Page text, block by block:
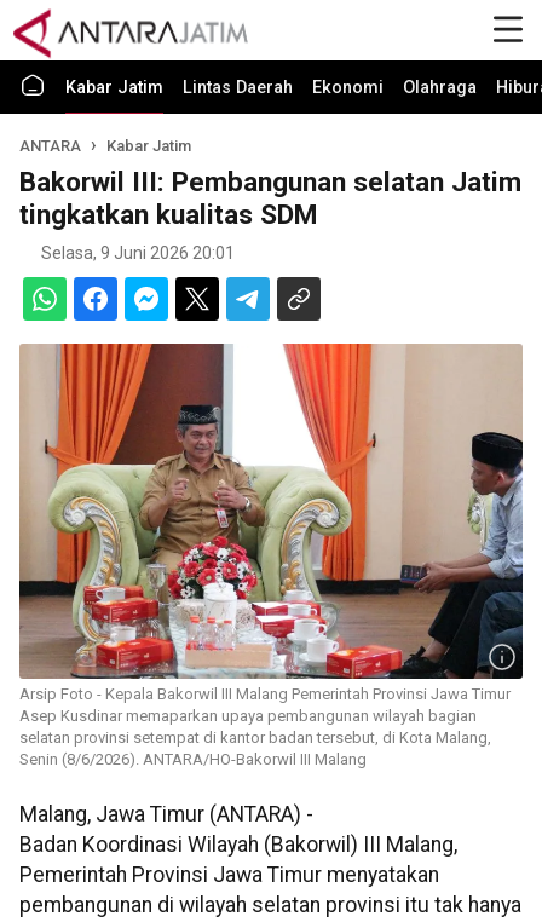
Kabar Jatim Lintas Daerah Ekonomi Olahraga
ANTARA Kabar Jatim
Bakorwil III: Pembangunan selatan Jatim
tingkatkan kualitas SDM
Selasa, 9 Juni 2026 20:01
Arsip Foto - Kepala Bakorwil III Malang Pemerintah Provinsi Jawa Timur
Asep Kusdinar memaparkan upaya pembangunan wilayah bagian
selatan provinsi setempat di kantor badan tersebut, di Kota Malang,
Senin (8/6/2026). ANTARA/HO-Bakorwil III Malang
Malang, Jawa Timur (ANTARA) -
Badan Koordinasi Wilayah (Bakorwil) III Malang,
Pemerintah Provinsi Jawa Timur menyatakan
pembangunan di wilayah selatan provinsi itu tak hanya